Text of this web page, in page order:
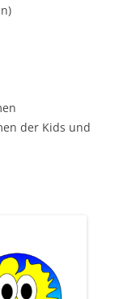
der Kids und